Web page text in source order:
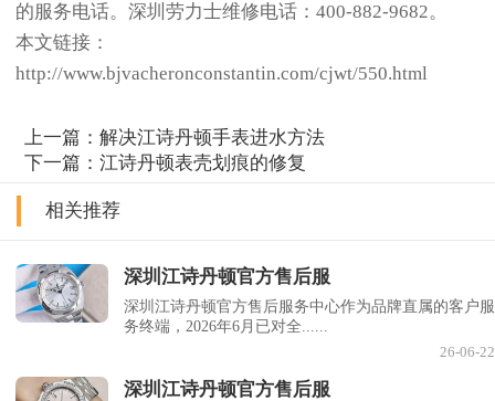
的服务电话。深圳劳力士维修电话：400-882-9682。
本文链接：
http://www.bjvacheronconstantin.com/cjwt/550.html
上一篇：解决江诗丹顿手表进水方法
下一篇：江诗丹顿表壳划痕的修复
相关推荐
深圳江诗丹顿官方售后服
深圳江诗丹顿官方售后服务中心作为品牌直属的客户服
务终端，2026年6月已对全......
26-06-22
深圳江诗丹顿官方售后服